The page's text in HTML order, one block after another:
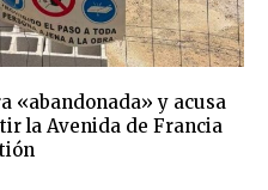
«abandonada» y acusa
la Avenida de Francia